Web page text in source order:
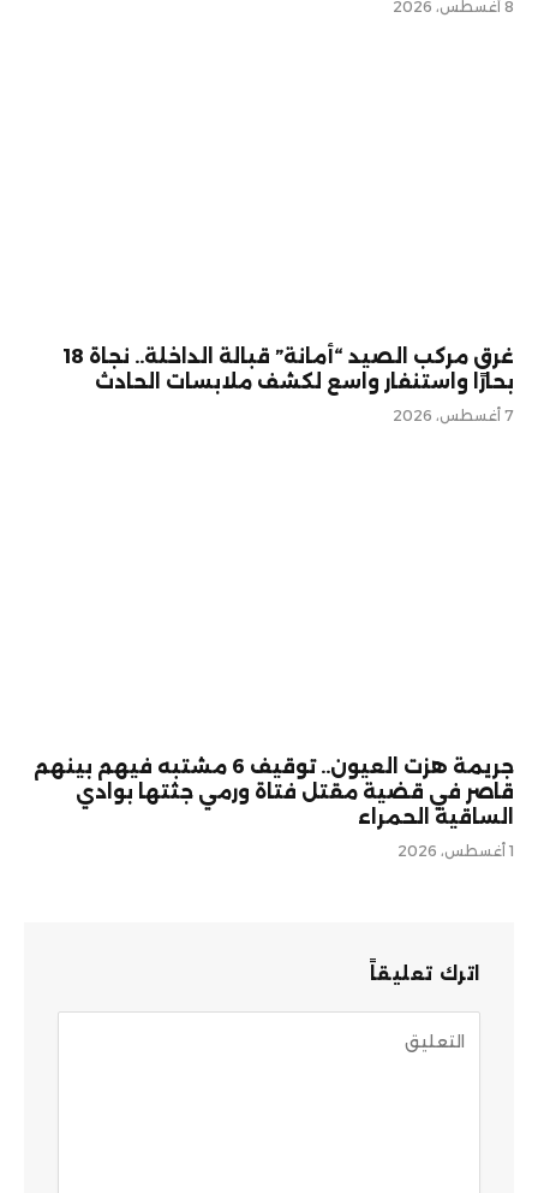
8 أغسطس، 2026
غرق مركب الصيد “أمانة” قبالة الداخلة.. نجاة 18
بحارًا واستنفار واسع لكشف ملابسات الحادث
7 أغسطس، 2026
جريمة هزت العيون.. توقيف 6 مشتبه فيهم بينهم
قاصر في قضية مقتل فتاة ورمي جثتها بوادي
الساقية الحمراء
1 أغسطس، 2026
اترك تعليقاً